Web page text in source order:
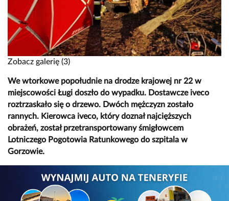
Zobacz galerię (3)
We wtorkowe popołudnie na drodze krajowej nr 22 w
miejscowości Ługi doszło do wypadku. Dostawcze iveco
roztrzaskało się o drzewo. Dwóch mężczyzn zostało
rannych. Kierowca iveco, który doznał najcięższych
obrażeń, został przetransportowany śmigłowcem
Lotniczego Pogotowia Ratunkowego do szpitala w
Gorzowie.